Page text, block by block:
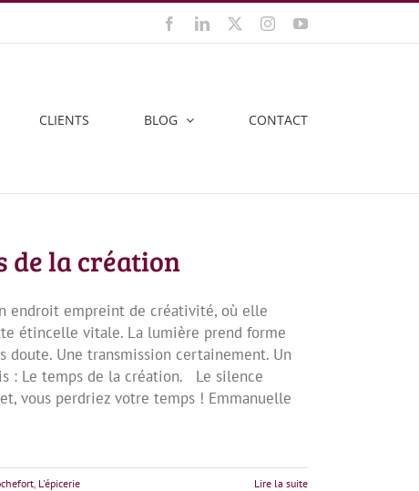
FacebookLinkedIn InstagramYouTube
CLIENTS BLOG CONTACT
de la création
endroit empreint de créativité, où elle
étincelle vitale. La lumière prend forme
doute. Une transmission certainement. Un
: Le temps de la création. Le silence
vous perdriez votre temps ! Emmanuelle
, L'épicerie
Lire la suite